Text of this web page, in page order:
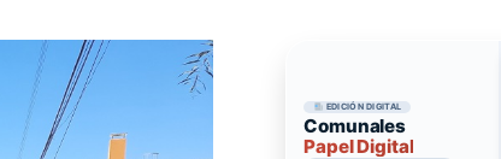
EDICIÓN DIGITAL
Comunales
Papel Digital